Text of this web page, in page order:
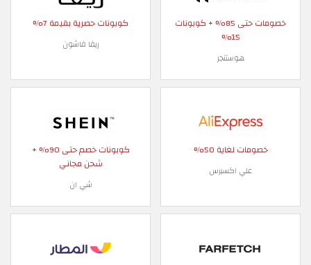
خصومات حتى 85% + كوبونات
15%
هوستنجر
كوبونات حصرية بقيمة 7%
ريفا فاشون
خصومات لغاية 50%
علي اكسبرس
كوبونات خصم حتى 90% +
شحن مجاني
شي ان